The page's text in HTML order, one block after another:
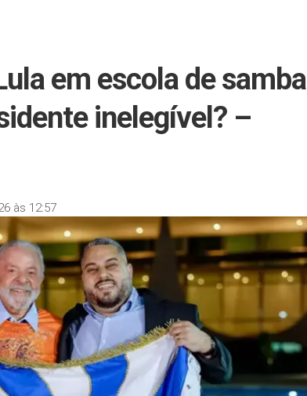
em escola de samba
inelegível? –
às 12:57